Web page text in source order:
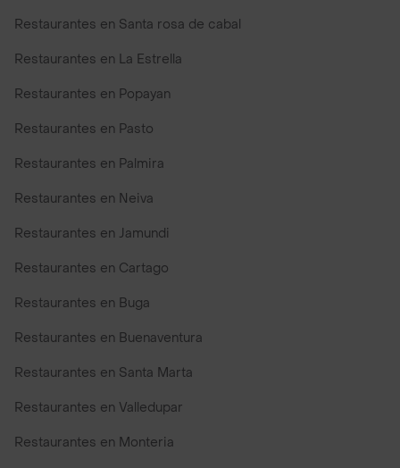
Restaurantes en Santa rosa de cabal
Restaurantes en La Estrella
Restaurantes en Popayan
Restaurantes en Pasto
Restaurantes en Palmira
Restaurantes en Neiva
Restaurantes en Jamundi
Restaurantes en Cartago
Restaurantes en Buga
Restaurantes en Buenaventura
Restaurantes en Santa Marta
Restaurantes en Valledupar
Restaurantes en Monteria